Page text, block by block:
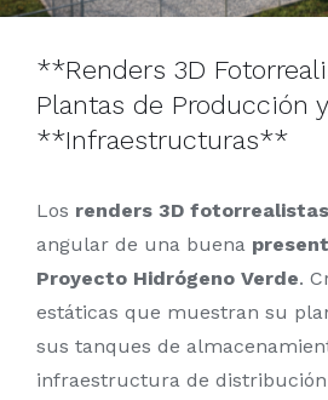
**Renders 3D
Plantas de Producción y
**Infraestructuras**
Los renders 3D fotorrealistas
angular de una buena
Proyecto Hidrógeno Verde.
estáticas que muestran su
sus tanques de
infraestructura de